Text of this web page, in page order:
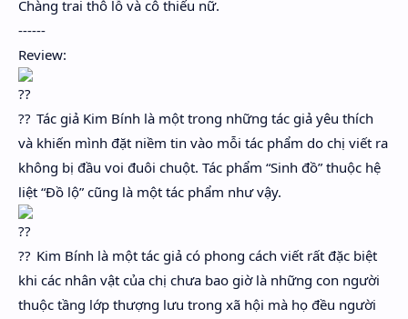
Chàng trai thô lỗ và cô thiếu nữ.
------
Review:
Tác giả Kim Bính là một trong những tác giả yêu thích
và khiến mình đặt niềm tin vào mỗi tác phẩm do chị viết ra
không bị đầu voi đuôi chuột. Tác phẩm “Sinh đồ” thuộc hệ
liệt “Đồ lộ” cũng là một tác phẩm như vậy.
Kim Bính là một tác giả có phong cách viết rất đặc biệt
khi các nhân vật của chị chưa bao giờ là những con người
thuộc tầng lớp thượng lưu trong xã hội mà họ đều người